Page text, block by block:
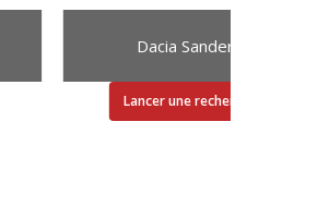
Dacia Sandero
Lancer une recherche